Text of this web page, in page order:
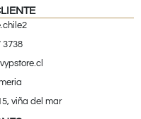
3738
viña del mar